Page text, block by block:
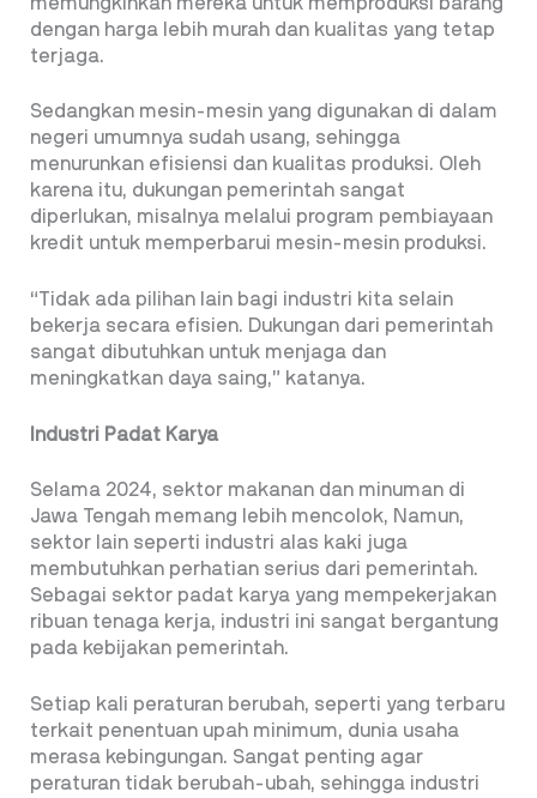
dengan harga lebih murah dan kualitas yang tetap
terjaga.
Sedangkan mesin-mesin yang digunakan di dalam
negeri umumnya sudah usang, sehingga
menurunkan efisiensi dan kualitas produksi. Oleh
karena itu, dukungan pemerintah sangat
diperlukan, misalnya melalui program pembiayaan
kredit untuk memperbarui mesin-mesin produksi.
“Tidak ada pilihan lain bagi industri kita selain
bekerja secara efisien. Dukungan dari pemerintah
sangat dibutuhkan untuk menjaga dan
meningkatkan daya saing,” katanya.
Industri Padat Karya
Selama 2024, sektor makanan dan minuman di
Jawa Tengah memang lebih mencolok, Namun,
sektor lain seperti industri alas kaki juga
membutuhkan perhatian serius dari pemerintah.
Sebagai sektor padat karya yang mempekerjakan
ribuan tenaga kerja, industri ini sangat bergantung
pada kebijakan pemerintah.
Setiap kali peraturan berubah, seperti yang terbaru
terkait penentuan upah minimum, dunia usaha
merasa kebingungan. Sangat penting agar
peraturan tidak berubah-ubah, sehingga industri